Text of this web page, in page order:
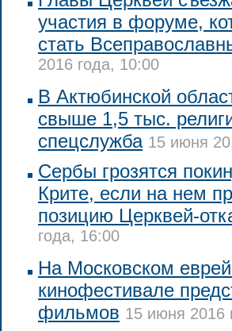
участия в форуме,
стать
2016 года, 10:00
В Актюбинской
свыше 1,5 тыс.
спецслужба 15 июня
Сербы грозятся
Крите, если на нем
позицию Церквей-
года, 16:00
На Московском
кинофестивале
фильмов 15 июня 2016